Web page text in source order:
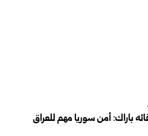
باراك: أمن سوريا مهم للعراق